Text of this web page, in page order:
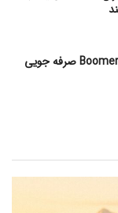
چرا Millennials ها باید دو برابر Boomers صرفه جویی